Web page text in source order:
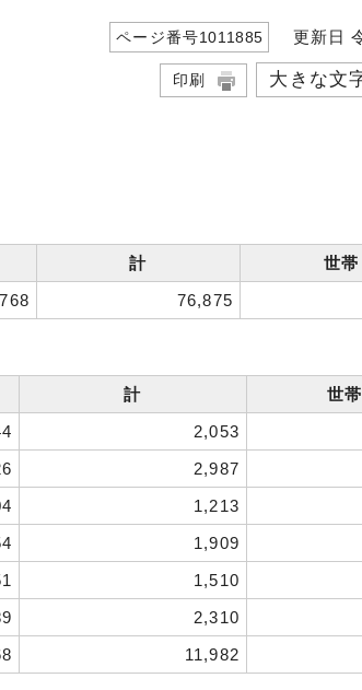
ページ番号1011885 更新日
印刷 大きな文
計
世帯
76,875
計
世帯
2,053
2,987
1,213
1,909
1,510
2,310
11,982